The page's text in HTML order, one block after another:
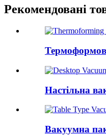
Рекомендовані
Настільна
Вакуумна